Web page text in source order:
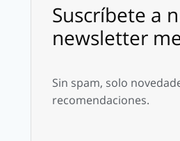
Suscríbete a
newsletter
Sin spam, solo
recomendaciones.